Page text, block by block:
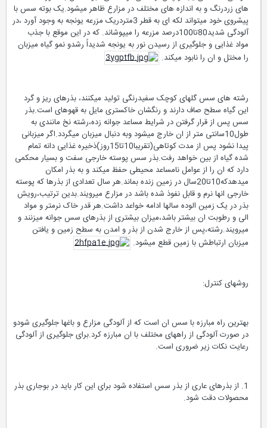
های زردرنگ و به اندازه های مختلف در مزارع ظاهر میشود.یک بوته سس با
پیشروی خود میتواند لکه ای به قطر 3متردریک مزرعه یونجه به وجود آورد ،در
آلودگی شدید80تا100درصد مزرعه را میپوشاند. که در این موقع با جذب
مواد غذایی و جلوگیری از رسیدن نور به یونجه شدیداً رشدو نمو گیاه میزبان
را مختل و ان را نابود میکند.
رشته های سس گلهای کوچک سفیدرنگی تولید میکنند، بذرهای ریز و گرد
این گیاه سطح صاف دارند و رنگشان خاکستری مایل به قهوهای است.بذر
سس پس از قرار گرفتن در شرایط مساعد جوانه زده،رشته نخ مانندی به
طول10سانتی متر از ان خارج میشود وبه دنبال میزبان میگردد.اگر میزبانی
پیدا نشود پس از مدت کوتاهی(تقریبا10تا15روز)ذخیره غذایی دانه تمام
شده گیاه از بین خواهد رفت.بذر سس پوسته خارجی سفت و بسیار محکمی
دارد که ان را از عوامل نامساعد محیطی حفظ میکند و به بذر امکان
میدهدکه10تا20سال در زمین زنده بماند.هر سال تعدادی از بذرها که پوسته
خارجی انها نرم و قابل نفوذ شده باشد در مزارع میرویند.بدین ترتیب،رویش
بذر در یک زمین الوده سالها ادامه خواعد داشت.هر قدر خاک نرمتر و مواد
الی و رطوبت ان بیشتر باشد،میزان بیشتری از بذرهای سس جوانه میزنند و
میرویند.رشته،پس از خارج شدن از بذر و امدن به سطح زمین و یافتن
میزبان ارتباطش با زمین قطع میشود.
روشهای کنترل:
بهترین راه مبارزه با سس ان است که از آلودگی مزارع و باغها جلوگیری شودو
در صورت آلودگی از راههای مختلف با ان مبارزه کرد.برای جلوگیری از آلودگی
رعایت نکات زیر ضروری است.
1. از بذرهای عاری از بذر سس استفاده شود برای این کار باید در بوجاری بذر
محصولات دقت شود.